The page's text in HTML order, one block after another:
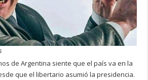
de Argentina siente que el país va en la
que el libertario asumió la presidencia.